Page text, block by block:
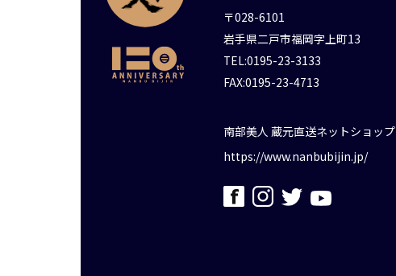
〒028-6101
岩手県二戸市福岡字上町13
TEL:0195-23-3133
FAX:0195-23-4713
南部美人 蔵元直送ネットショップ
https://www.nanbubijin.jp/